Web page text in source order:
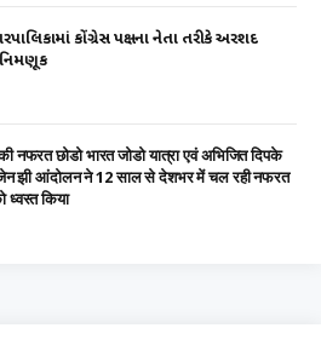
કોંગ્રેસ પક્ષના નેતા તરીકે અરશદ
નિમણૂક
नफरत छोडो भारत जोडो यात्रा एवं अभिजित दिपके
झी आंदोलन ने 12 साल से देशभर में चल रही नफरत
ध्वस्त किया